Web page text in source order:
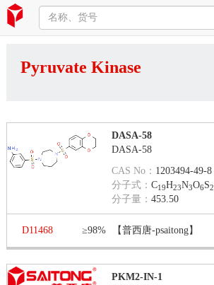
Pyruvate Kinase
DASA-58
DASA-58
CAS No： 1203494-49-8
分子式：C19H23N3O6S2
分子量：453.50
D11468 ≥98% 【普西唐-psaitong】
PKM2-IN-1